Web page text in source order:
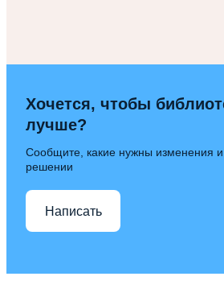
Хочется, чтобы
лучше?
Сообщите, какие нужны изменения и
решении
Написать